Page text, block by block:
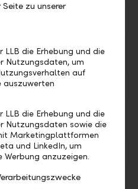
zu unserer
LLB die Erhebung und die
Nutzungsdaten, um
auf
auszuwerten
LLB die Erhebung und die
Nutzungsdaten sowie die
Marketingplattformen
und LinkedIn, um
Werbung anzuzeigen.